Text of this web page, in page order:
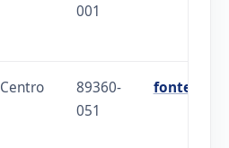
001
Centro
89360-
051
fonte